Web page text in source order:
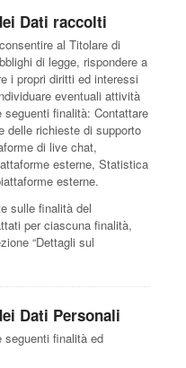
Dati raccolti
al Titolare di
di legge, rispondere a
i propri diritti ed interessi
eventuali attività
finalità: Contattare
delle richieste di supporto
di live chat,
esterne, Statistica
esterne.
sulle finalità del
per ciascuna finalità,
“Dettagli sul
Dati Personali
seguenti finalità ed